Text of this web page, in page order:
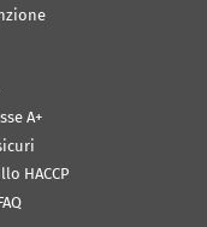
A+
HACCP